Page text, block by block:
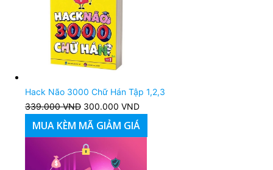
Hack Não 3000 Chữ Hán Tập 1,2,3
339.000VND Giá
gốc
là:
339.000 VND.
300.000 VND
tại
MUA KÈM MÃ GIẢM GIÁ